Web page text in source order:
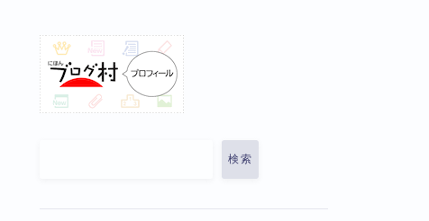
いて徹底
解説
について
解説
検索